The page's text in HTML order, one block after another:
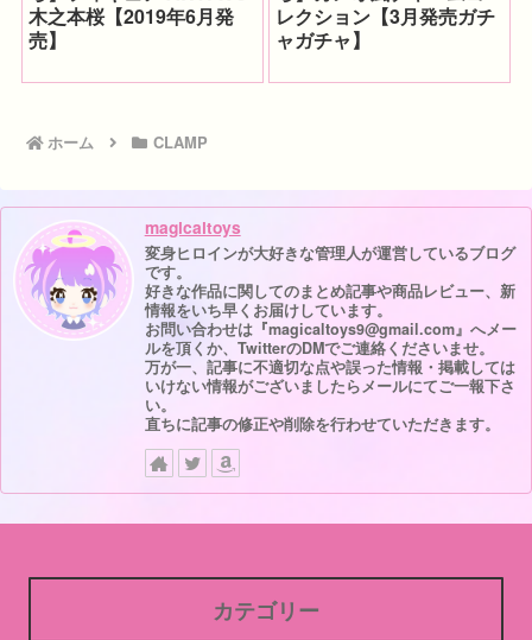
木之本桜【2019年6月発
売】
レクション【3月発売ガチ
ャガチャ】
ホーム CLAMP
magicaltoys
変身ヒロインが大好きな管理人が運営しているブログ
です。
好きな作品に関してのまとめ記事や商品レビュー、新
情報をいち早くお届けしています。
お問い合わせは『magicaltoys9@gmail.com』へメー
ルを頂くか、TwitterのDMでご連絡くださいませ。
万が一、記事に不適切な点や誤った情報・掲載しては
いけない情報がございましたらメールにてご一報下さ
い。
直ちに記事の修正や削除を行わせていただきます。
カテゴリー